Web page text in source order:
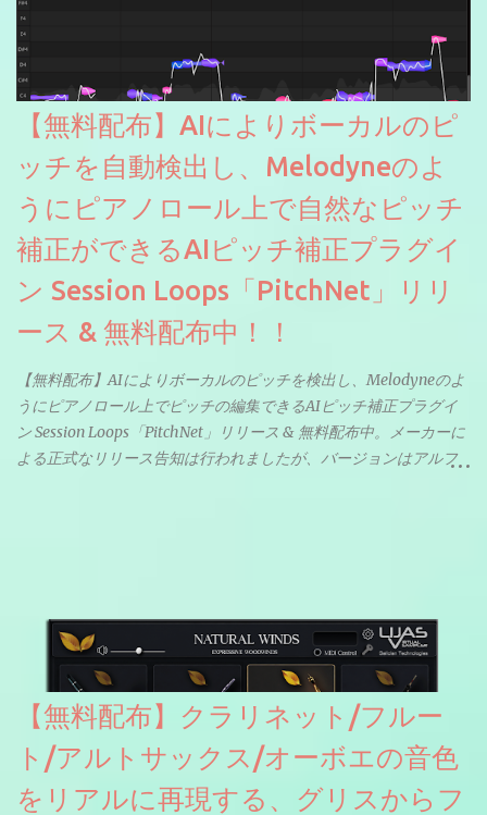
【無料配布】AIによりボーカルのピ
ッチを自動検出し、Melodyneのよ
うにピアノロール上で自然なピッチ
補正ができるAIピッチ補正プラグイ
ン Session Loops「PitchNet」リリ
ース & 無料配布中！！
【無料配布】AIによりボーカルのピッチを検出し、Melodyneのよ
うにピアノロール上でピッチの編集できるAIピッチ補正プラグイ
ン Session Loops「PitchNet」リリース & 無料配布中。メーカーに
よる正式なリリース告知は行われましたが、バージョンはアルフ
ソースを元に設計・改良した製品のようです。
【無料配布】クラリネット/フルー
ト/アルトサックス/オーボエの音色
をリアルに再現する、グリスからフ